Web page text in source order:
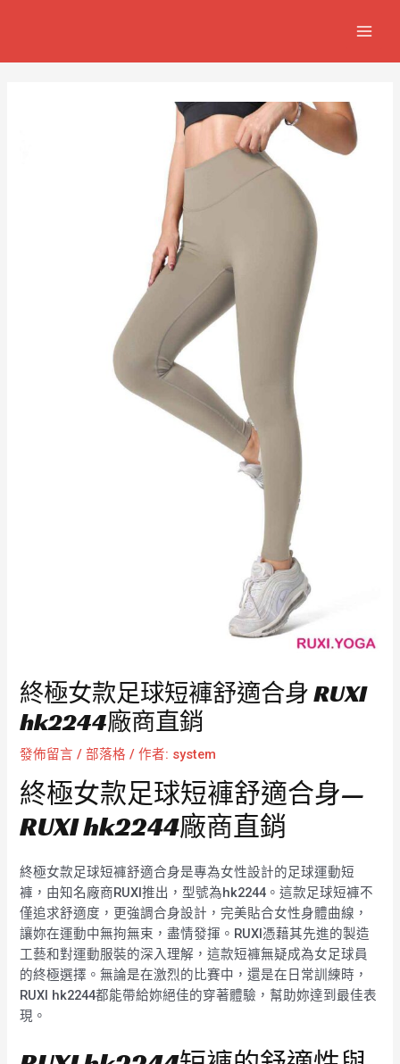
終極女款足球短褲舒適合身 RUXI
hk2244廠商直銷
發佈留言 /部落格 / 作者: system
終極女款足球短褲舒適合身—
RUXI hk2244廠商直銷
終極女款足球短褲舒適合身是專為女性設計的足球運動短
褲，由知名廠商RUXI推出，型號為hk2244。這款足球短褲不
僅追求舒適度，更強調合身設計，完美貼合女性身體曲線，
讓妳在運動中無拘無束，盡情發揮。RUXI憑藉其先進的製造
工藝和對運動服裝的深入理解，這款短褲無疑成為女足球員
的終極選擇。無論是在激烈的比賽中，還是在日常訓練時，
RUXI hk2244都能帶給妳絕佳的穿著體驗，幫助妳達到最佳表
現。